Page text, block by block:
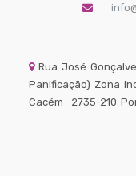
Rua José
Panificação) Zona
Cacém
2735-210